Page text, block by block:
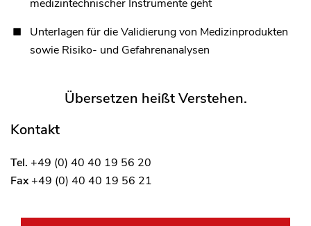
medizintechnischer Instrumente geht
Unterlagen für die Validierung von Medizinprodukten
sowie Risiko- und Gefahrenanalysen
Übersetzen heißt Verstehen.
Kontakt
Tel. +49 (0) 40 40 19 56 20
Fax+49 (0) 40 40 19 56 21